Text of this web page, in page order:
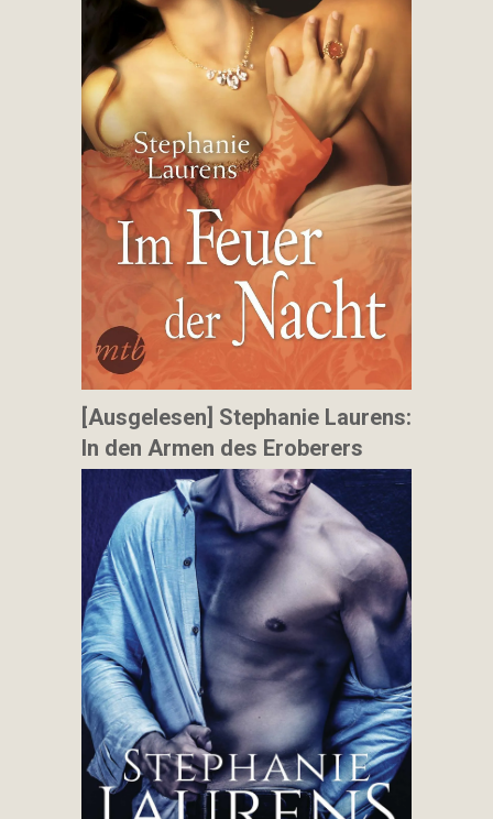
[Ausgelesen] Stephanie Laurens:
In den Armen des Eroberers